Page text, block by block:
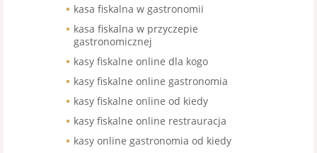
kasa fiskalna w gastronomii
kasa fiskalna w przyczepie
gastronomicznej
kasy fiskalne online dla kogo
kasy fiskalne online gastronomia
kasy fiskalne online od kiedy
kasy fiskalne online restrauracja
kasy online gastronomia od kiedy